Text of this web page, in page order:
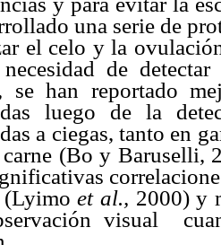
una serie de
el celo y la
de
se han reportado
luego de la
a ciegas, tanto en
(Bo y Baruselli,
(Lyimoet al., 2000) y
visual